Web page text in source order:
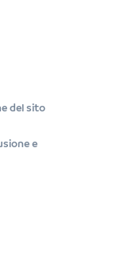
del sito
e